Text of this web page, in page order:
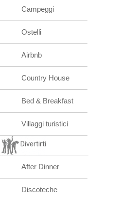
Campeggi
Ostelli
Airbnb
Country House
Bed & Breakfast
Villaggi turistici
Divertirti
After Dinner
Discoteche